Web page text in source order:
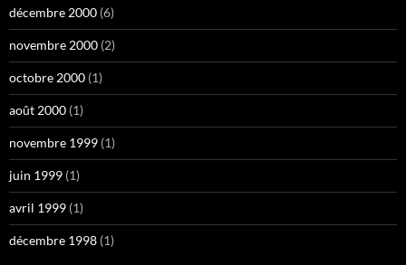
décembre 2000 (6)
novembre 2000 (2)
octobre 2000 (1)
août 2000 (1)
novembre 1999 (1)
juin 1999 (1)
avril 1999 (1)
décembre 1998 (1)